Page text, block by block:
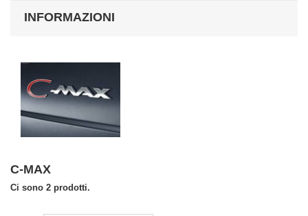
INFORMAZIONI
C-MAX
Ci sono 2 prodotti.